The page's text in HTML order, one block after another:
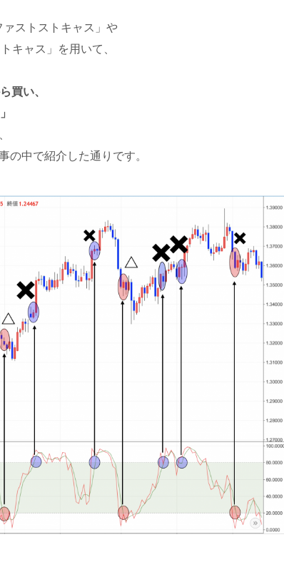
ストストキャス」や
キャス」を用いて、
買い、
の中で紹介した通りです。